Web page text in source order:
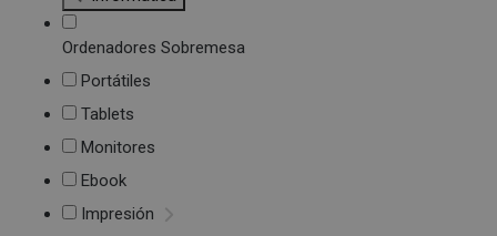
Ordenadores Sobremesa
Portátiles
Tablets
Monitores
Ebook
Impresión